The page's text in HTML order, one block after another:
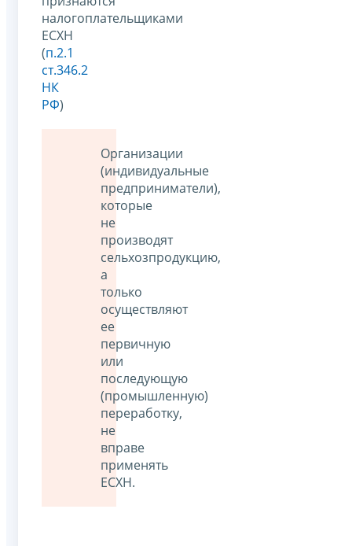
налогоплательщиками
ЕСХН
(п.2.1
ст.346.2
НК
РФ)
Организации
(индивидуальные
предприниматели),
которые
не
производят
сельхозпродукцию,
а
только
осуществляют
ее
первичную
или
последующую
(промышленную)
переработку,
не
вправе
применять
ЕСХН.